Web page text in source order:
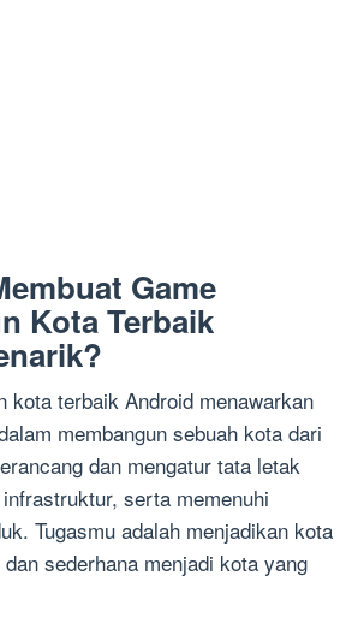
Game
Kota Terbaik
kota terbaik Android menawarkan
membangun sebuah kota dari
dan mengatur tata letak
serta memenuhi
Tugasmu adalah menjadikan kota
sederhana menjadi kota yang